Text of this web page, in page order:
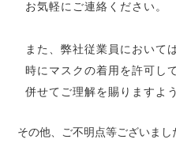
お気軽にご連絡ください。
また、弊社従業員において
時にマスクの着用を許可し
併せてご理解を賜りますよ
その他、ご不明点等ございまし